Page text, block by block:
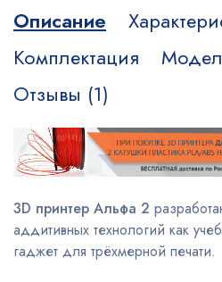
Описание
Комплектация
Отзывы (1)
3D принтер Альфа 2
аддитивных технологий как
гаджет для трёхмерной печати.